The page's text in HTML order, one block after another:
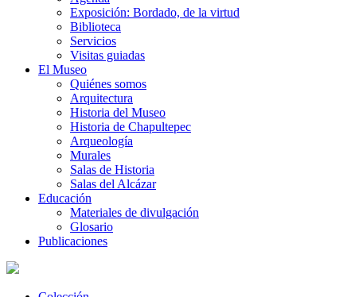
Exposición: Bordado, de la virtud
Biblioteca
Servicios
Visitas guiadas
El Museo
Quiénes somos
Arquitectura
Historia del Museo
Historia de Chapultepec
Arqueología
Murales
Salas de Historia
Salas del Alcázar
Educación
Materiales de divulgación
Glosario
Publicaciones